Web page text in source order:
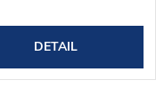
DETAIL